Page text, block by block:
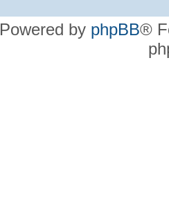
Powered by phpBB®